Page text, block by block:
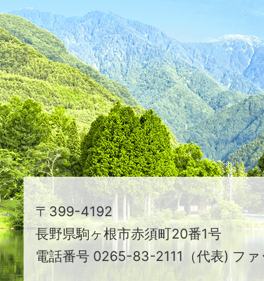
た
つ
映
え
る
ま
ち
駒
ヶ
根
市
〒399-4192
長野県駒ヶ根市赤須町20番1号
電話番号 0265-83-2111（代表) フ